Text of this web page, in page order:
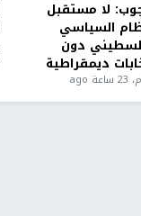
لا مستقبل
السياسي
دون
ديمقراطية